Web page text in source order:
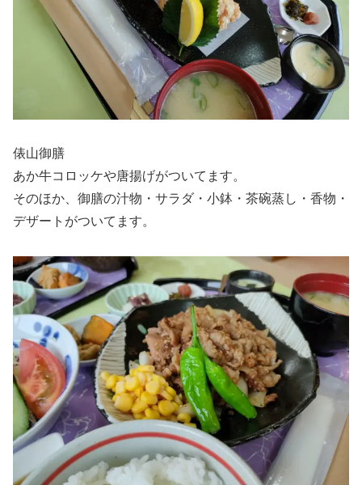
俵山御膳
あか牛コロッケや唐揚げがついてます。
そのほか、御膳の汁物・サラダ・小鉢・茶碗蒸し・香物・
デザートがついてます。